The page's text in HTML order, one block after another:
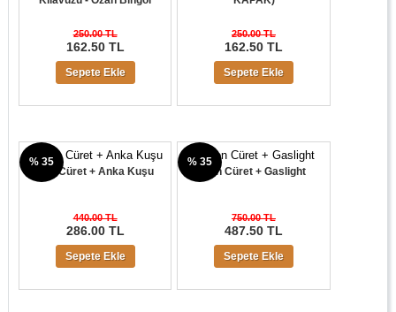
250.00 TL
162.50 TL
Sepete Ekle
250.00 TL
162.50 TL
Sepete Ekle
Son Cüret + Anka Kuşu
440.00 TL
286.00 TL
% 35
Sepete Ekle
Son Cüret + Gaslight
750.00 TL
487.50 TL
% 35
Sepete Ekle